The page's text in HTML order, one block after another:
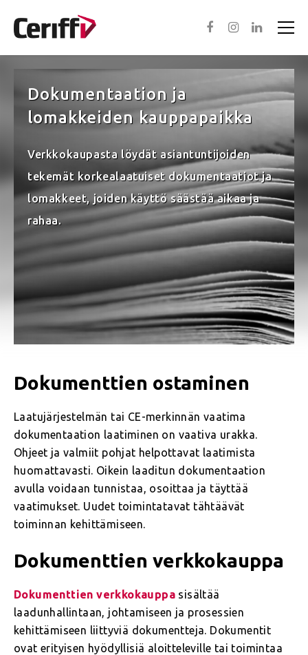
Asiantuntijapalvelut
In English
Meistä
Dokumentaation ja
lomakkeiden kauppapaikka
Verkkokaupasta löydät asiantuntijoiden
tekemät korkealaatuiset dokumentaatiot ja
lomakkeet, joiden käyttö säästää aikaa ja
rahaa.
Dokumenttien ostaminen
Laatujärjestelmän tai CE-merkinnän vaatima
dokumentaation laatiminen on vaativa urakka.
Ohjeet ja valmiit pohjat helpottavat laatimista
huomattavasti. Oikein laaditun dokumentaation
avulla voidaan tunnistaa, osoittaa ja täyttää
vaatimukset. Uudet toimintatavat tähtäävät
toiminnan kehittämiseen.
Dokumenttien verkkokauppa
Dokumenttien verkkokauppa sisältää
laadunhallintaan, johtamiseen ja prosessien
kehittämiseen liittyviä dokumentteja. Dokumentit
ovat erityisen hyödyllisiä aloitteleville tai toimintaa